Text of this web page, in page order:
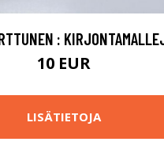
:
10 EUR
LISÄTIETOJA